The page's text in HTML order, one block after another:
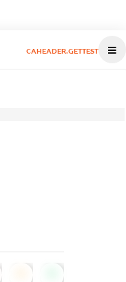
CAHEADER.GETTEST